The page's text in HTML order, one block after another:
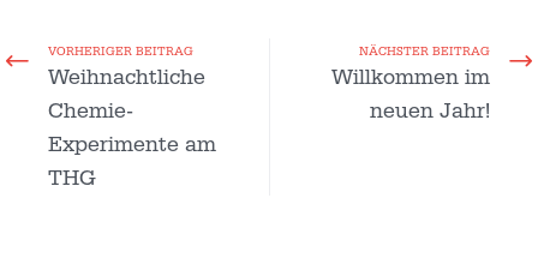
VORHERIGER BEITRAG
Weihnachtliche
Chemie-
Experimente am
THG
NÄCHSTER BEITRAG
Willkommen im
neuen Jahr!